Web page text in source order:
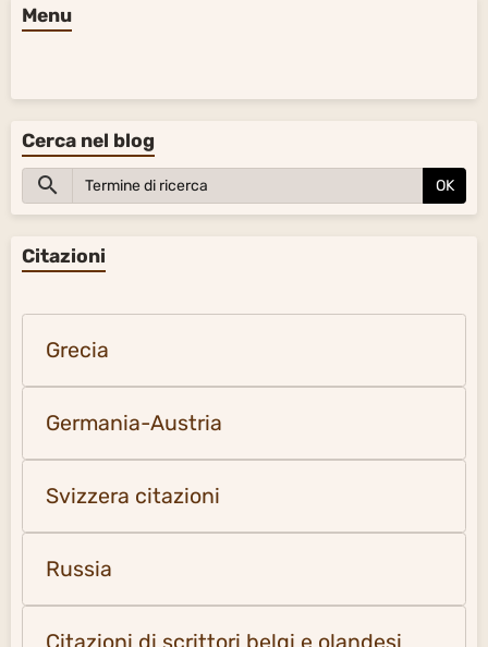
Menu
Cerca nel blog
OK
Citazioni
Grecia
Germania-Austria
Svizzera citazioni
Russia